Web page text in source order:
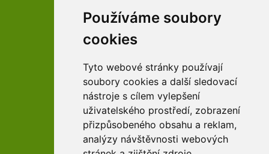
Používáme soubory
cookies
Tyto webové stránky používají
soubory cookies a další sledovací
nástroje s cílem vylepšení
uživatelského prostředí, zobrazení
přizpůsobeného obsahu a reklam,
analýzy návštěvnosti webových
Youtube kanál arboreta